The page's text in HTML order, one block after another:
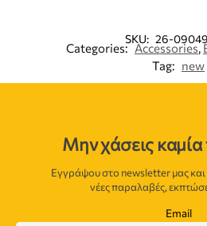
SKU: 26-
Categories: Accessories,
Tag: new
Μην χάσεις
Εγγράψου στο newsletter μας
νέες παραλαβές,
Email